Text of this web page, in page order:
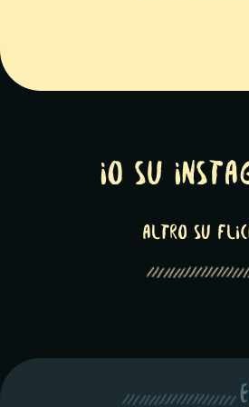
Io su
altro su